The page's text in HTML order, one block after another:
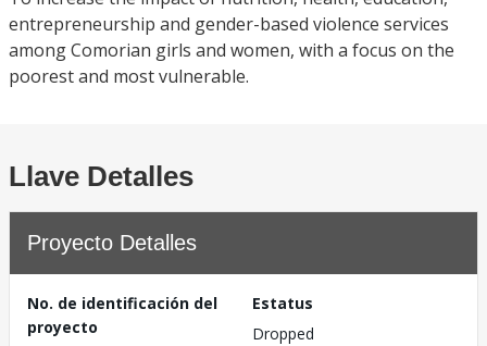
entrepreneurship and gender-based violence services
among Comorian girls and women, with a focus on the
poorest and most vulnerable.
Llave Detalles
Proyecto Detalles
No. de identificación del
proyecto
Estatus
Dropped